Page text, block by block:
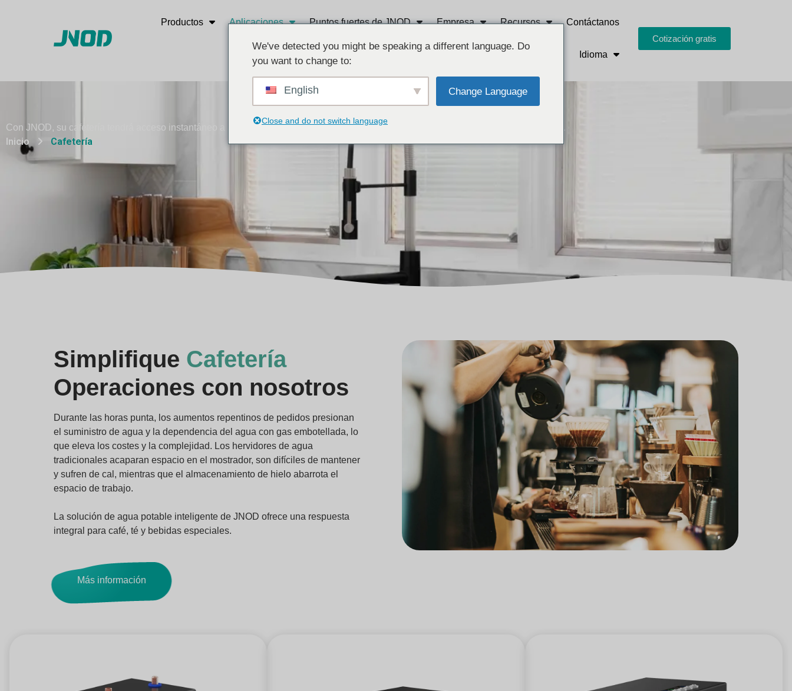
Productos Aplicaciones Puntos fuertes de JNOD Empresa Recursos Contáctanos
Idioma
Cotización gratis
Cafetería
Con JNOD, su cafetería tendrá acceso instantáneo a agua fresca de alta calidad, lo que le ayudará a servir siempre la bebida perfecta.
Inicio Cafetería
Simplifique Cafetería
Operaciones con nosotros
Durante las horas punta, los aumentos repentinos de pedidos presionan
el suministro de agua y la dependencia del agua con gas embotellada, lo
que eleva los costes y la complejidad. Los hervidores de agua
tradicionales acaparan espacio en el mostrador, son difíciles de mantener
y sufren de cal, mientras que el almacenamiento de hielo abarrota el
espacio de trabajo.
La solución de agua potable inteligente de JNOD ofrece una respuesta
integral para café, té y bebidas especiales.
Más información
We've detected you might be speaking a different language. Do
you want to change to:
English Change Language
Close and do not switch language